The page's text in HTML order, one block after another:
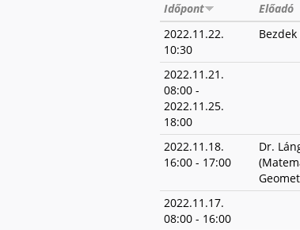
Időpont Előadó
2022.11.22.
10:30
2022.11.21.
08:00 -
2022.11.25.
18:00
2022.11.18.
16:00 - 17:00
Dr.
2022.11.17.
08:00 - 16:00